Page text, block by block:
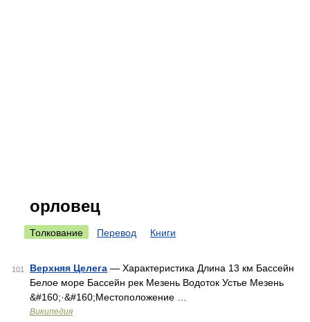
орловец
Толкование Перевод Книги
101 Верхняя Целега — Характеристика Длина 13 км Бассейн
Белое море Бассейн рек Мезень Водоток Устье Мезень
&#160;·&#160;Местоположение …
Википедия